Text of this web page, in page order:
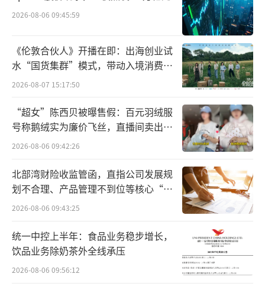
猿编程创始人李翊介绍“4C体系”
在这个过程中，最动人的是那些微小的成
功瞬间。当孩子用代码召唤出屏幕上的小鸟，
并一步步把这个小鸟变得栩栩如生时，眼中闪
2026-08-06 09:45:59
《伦敦合伙人》开播在即：出海创业试
水“国货集群”模式，带动入境消费反
向种草
2026-08-07 15:17:50
“超女”陈西贝被曝售假：百元羽绒服
号称鹅绒实为廉价飞丝，直播间卖出超
百万元
2026-08-06 09:42:26
北部湾财险收监管函，直指公司发展规
划不合理、产品管理不到位等核心“痛
点”
2026-08-06 09:43:25
统一中控上半年：食品业务稳步增长，
饮品业务除奶茶外全线承压
2026-08-06 09:56:12